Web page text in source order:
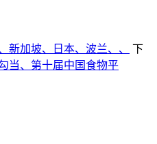
新加坡、日本、波兰、、
下
当、第十届中国食物平